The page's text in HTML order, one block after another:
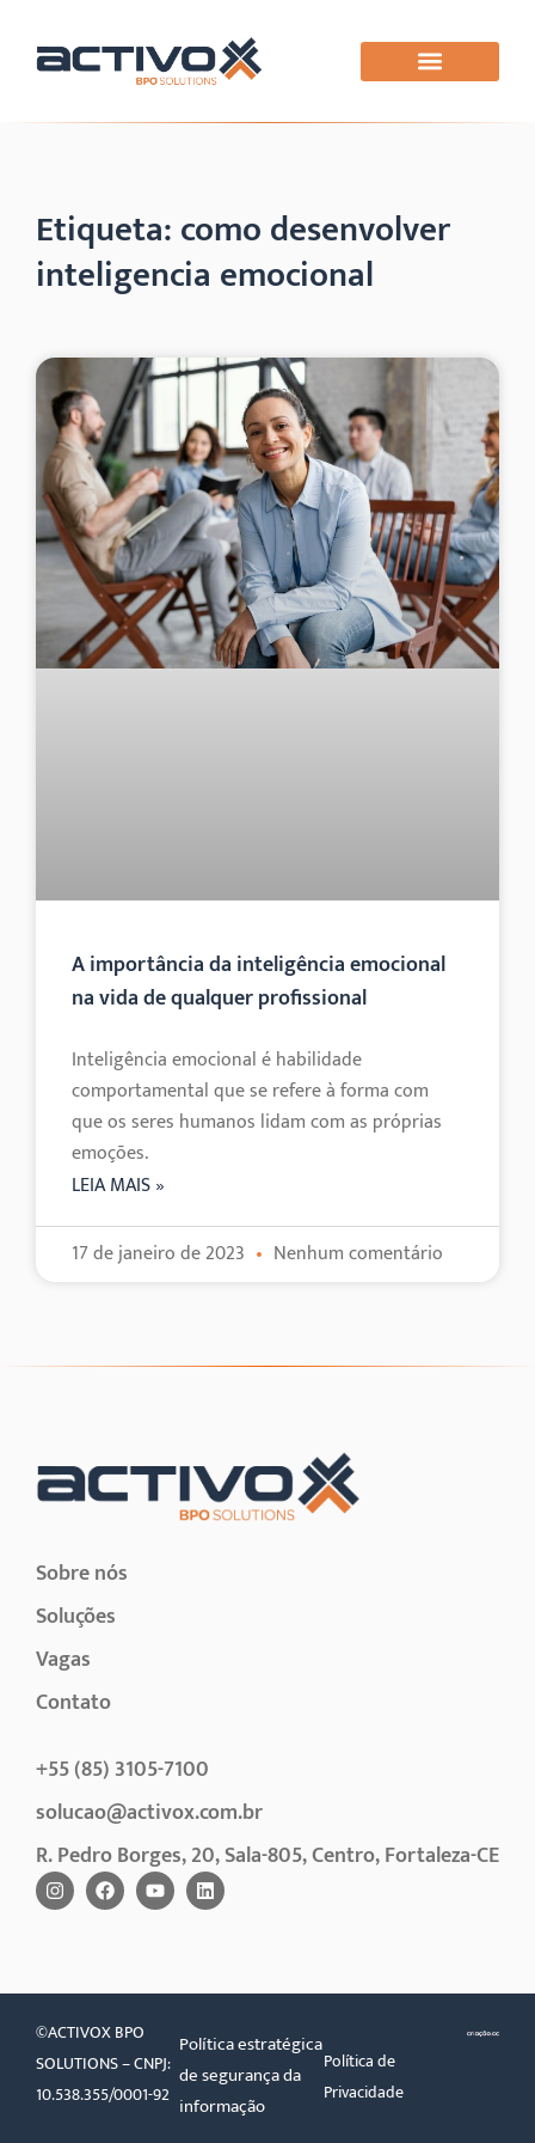
Etiqueta: como desenvolver
inteligencia emocional
A importância da inteligência emocional
na vida de qualquer profissional
Inteligência emocional é habilidade
comportamental que se refere à forma com
que os seres humanos lidam com as próprias
emoções.
LEIA MAIS »
17 de janeiro de 2023 Nenhum comentário
Sobre nós
Soluções
Vagas
Contato
+55 (85) 3105-7100
solucao@activox.com.br
R. Pedro Borges, 20, Sala-805, Centro, Fortaleza-CE
©ACTIVOX BPO
SOLUTIONS – CNPJ:
10.538.355/0001-92
Política estratégica
de segurança da
informação
Política de
Privacidade